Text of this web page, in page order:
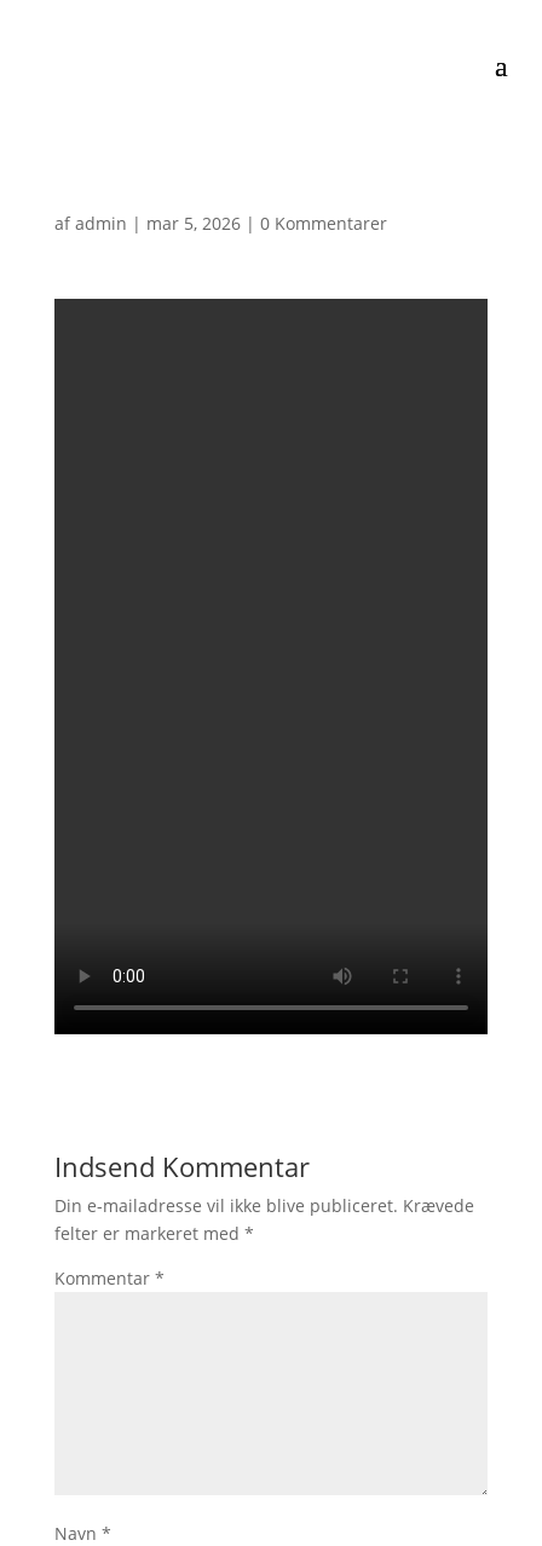
afadmin | mar 5, 2026| 0 Kommentarer
Indsend Kommentar
Din e-mailadresse vil ikke blive publiceret. Krævede
felter er markeret med *
Kommentar *
Navn *